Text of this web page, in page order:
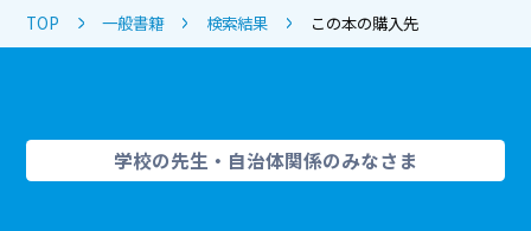
TOP 一般書籍 検索結果 この本の購入先
学校の先生・自治体関係のみなさま